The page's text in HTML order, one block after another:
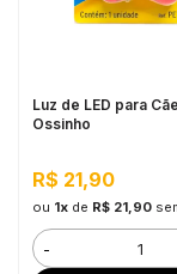
Luz de LED para
Ossinho
R$ 21,90
ou 1xde R$ 21,90
-